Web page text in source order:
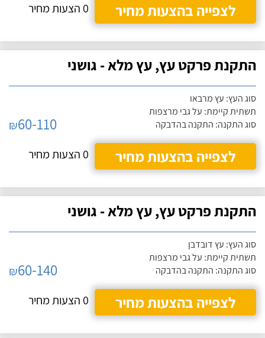
לצפייה בהצעות מחיר
0 הצעות מחיר
התקנת פרקט עץ, עץ מלא - גושני
סוג העץ: עץ מרבאו
תשתית קיימת: על גבי מרצפות
סוג התקנה: התקנה בהדבקה
₪60-110
לצפייה בהצעות מחיר
0 הצעות מחיר
התקנת פרקט עץ, עץ מלא - גושני
סוג העץ: עץ דובדבן
תשתית קיימת: על גבי מרצפות
סוג התקנה: התקנה בהדבקה
₪60-140
לצפייה בהצעות מחיר
0 הצעות מחיר